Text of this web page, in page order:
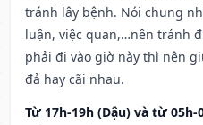
tránh lây bệnh. Nói chung
luận, việc quan,…nên tránh
phải đi vào giờ này thì nên
đả hay cãi nhau.
Từ 17h-19h (Dậu) và từ 05h-